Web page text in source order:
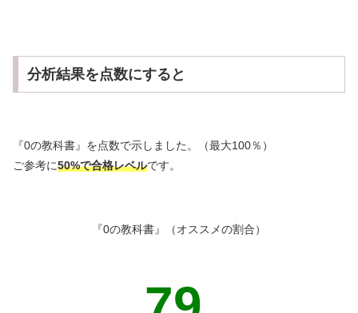
分析結果を点数にすると
『0の教科書』を点数で示しました。（最大100％）
ご参考に50%で合格レベルです。
『0の教科書』（オススメの割合）